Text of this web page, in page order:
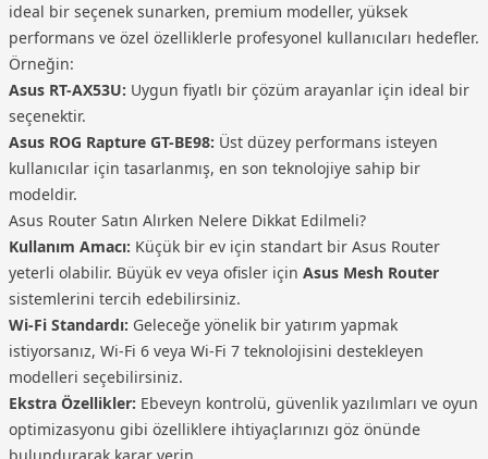
ideal bir seçenek sunarken, premium modeller, yüksek
performans ve özel özelliklerle profesyonel kullanıcıları hedefler.
Örneğin:
Asus RT-AX53U: Uygun fiyatlı bir çözüm arayanlar için ideal bir
seçenektir.
Asus ROG Rapture GT-BE98: Üst düzey performans isteyen
kullanıcılar için tasarlanmış, en son teknolojiye sahip bir
modeldir.
Asus Router Satın Alırken Nelere Dikkat Edilmeli?
Kullanım Amacı: Küçük bir ev için standart bir Asus Router
yeterli olabilir. Büyük ev veya ofisler için Asus Mesh Router
sistemlerini tercih edebilirsiniz.
Wi-Fi Standardı: Geleceğe yönelik bir yatırım yapmak
istiyorsanız, Wi-Fi 6 veya Wi-Fi 7 teknolojisini destekleyen
modelleri seçebilirsiniz.
Ekstra Özellikler: Ebeveyn kontrolü, güvenlik yazılımları ve oyun
optimizasyonu gibi özelliklere ihtiyaçlarınızı göz önünde